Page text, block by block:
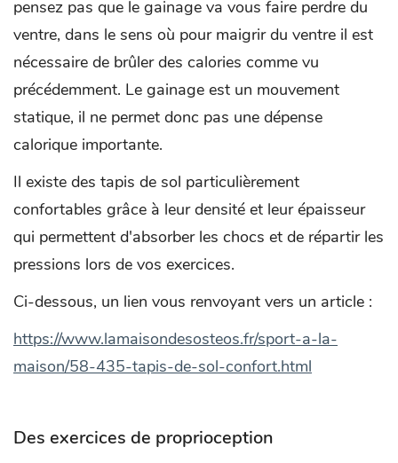
pensez pas que le gainage va vous faire perdre du
ventre, dans le sens où pour maigrir du ventre il est
nécessaire de brûler des calories comme vu
précédemment. Le gainage est un mouvement
statique, il ne permet donc pas une dépense
calorique importante.
Il existe des tapis de sol particulièrement
confortables grâce à leur densité et leur épaisseur
qui permettent d'absorber les chocs et de répartir les
pressions lors de vos exercices.
Ci-dessous, un lien vous renvoyant vers un article :
https://www.lamaisondesosteos.fr/sport-a-la-
maison/58-435-tapis-de-sol-confort.html
Des exercices de proprioception